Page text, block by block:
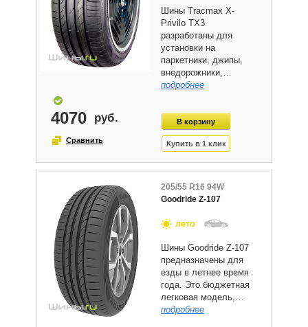
Шины Tracmax X-
Privilo TX3
разработаны для
установки на
паркетники, джипы,
внедорожники,…
подробнее
4070
205/55 R16 94W
Goodride Z-107
лето
Шины Goodride Z-107
предназначены для
езды в летнее время
года. Это бюджетная
легковая модель,…
подробнее